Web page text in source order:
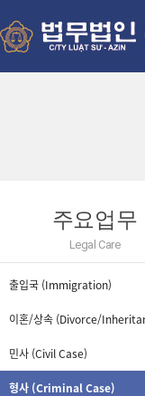
주요업무
Legal Care
출입국 (Immigration)
이혼/상속 (Divorce/
민사 (Civil Case)
형사 (Criminal Case)